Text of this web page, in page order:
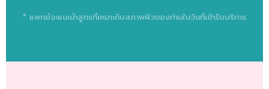
* แพทย์จะแนะนำสูตรที่เหมาะกับสภาพผิวของท่านในวันที่เข้ารับบริการ